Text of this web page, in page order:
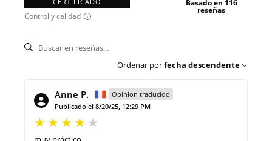
Control y calidad
Basado en 116
reseñas
Ordenar porfecha descendente
Anne P.
Opinion traducido
Publicado el 8/20/25, 12:29 PM